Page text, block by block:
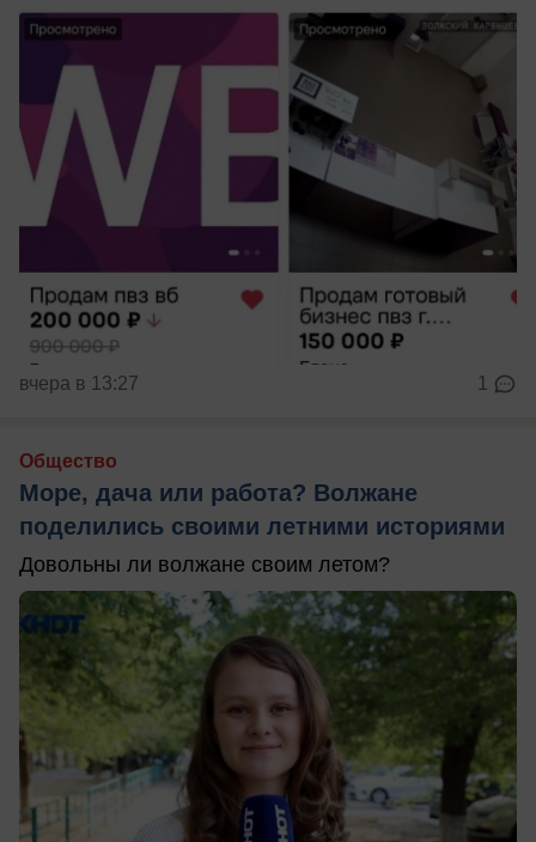
вчера в 13:27 1
Общество
Море, дача или работа? Волжане
поделились своими летними историями
Довольны ли волжане своим летом?